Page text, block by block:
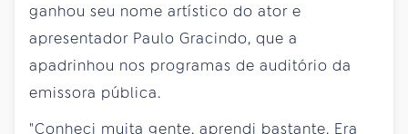
ganhou seu nome artístico do ator e
apresentador Paulo Gracindo, que a
apadrinhou nos programas de auditório da
emissora pública.
"Conheci muita gente, aprendi bastante. Era